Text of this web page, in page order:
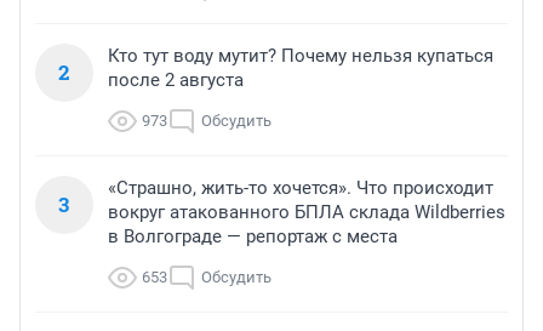
2
Кто тут воду мутит? Почему нельзя купаться
после 2 августа
973 Обсудить
3
«Страшно, жить-то хочется». Что происходит
вокруг атакованного БПЛА склада Wildberries
в Волгограде — репортаж с места
653 Обсудить